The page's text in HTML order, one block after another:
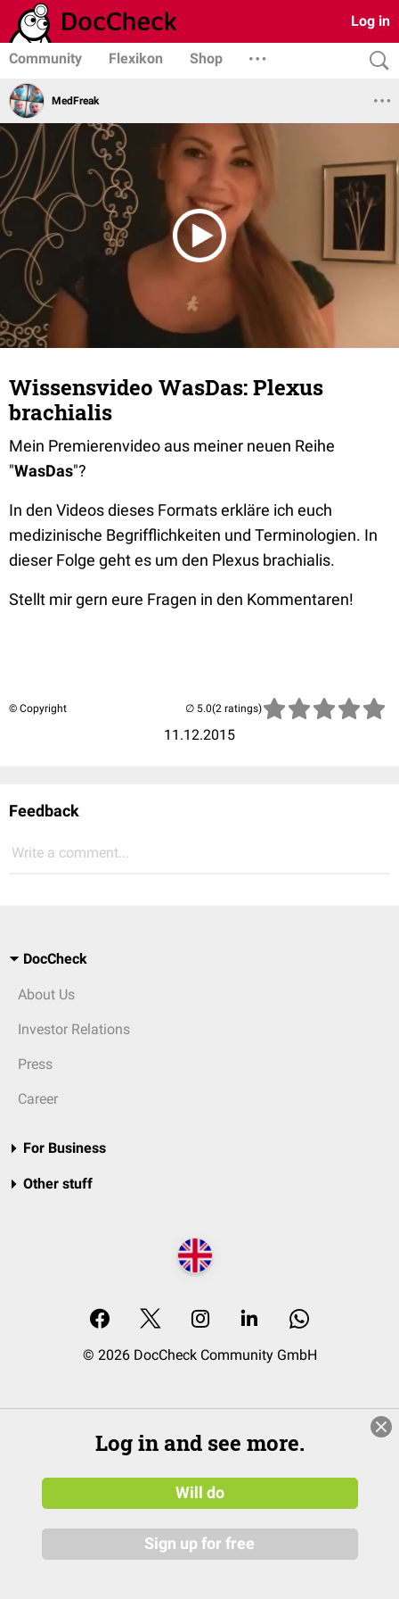
Log in
Community Flexikon Shop
MedFreak
Wissensvideo WasDas: Plexus
brachialis
Mein Premierenvideo aus meiner neuen Reihe
"WasDas"?
In den Videos dieses Formats erkläre ich euch
medizinische Begrifflichkeiten und Terminologien. In
dieser Folge geht es um den Plexus brachialis.
Stellt mir gern eure Fragen in den Kommentaren!
© Copyright
11.12.2015
(2 ratings)
Feedback
Write a comment...
DocCheck
About Us
Investor Relations
Press
Career
For Business
Other stuff
© 2026 DocCheck Community GmbH
Log in and see more.
Will do
Sign up for free